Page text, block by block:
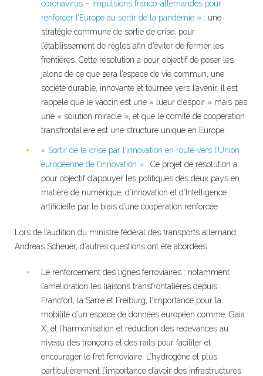
coronavirus – Impulsions franco-allemandes pour
renforcer l’Europe au sortir de la pandémie » : une
stratégie commune de sortie de crise, pour
l’établissement de règles afin d’éviter de fermer les
frontières. Cette résolution a pour objectif de poser les
jalons de ce que sera l’espace de vie commun, une
société durable, innovante et tournée vers l’avenir. Il est
rappelé que le vaccin est une « lueur d’espoir » mais pas
une « solution miracle », et que le comité de coopération
transfrontalière est une structure unique en Europe.
« Sortir de la crise par l’innovation en route vers l’Union
européenne de l’innovation » : Ce projet de résolution a
pour objectif d’appuyer les politiques des deux pays en
matière de numérique, d’innovation et d’Intelligence
artificielle par le biais d’une coopération renforcée.
Lors de l’audition du ministre fédéral des transports allemand,
Andreas Scheuer, d’autres questions ont été abordées :
Le renforcement des lignes ferroviaires : notamment
l’amélioration les liaisons transfrontalières depuis
Francfort, la Sarre et Freiburg, l’importance pour la
mobilité d’un espace de données européen comme, Gaia
X, et l’harmonisation et réduction des redevances au
niveau des tronçons et des rails pour faciliter et
encourager le fret ferroviaire. L’hydrogène et plus
particulièrement l’importance d’avoir des infrastructures